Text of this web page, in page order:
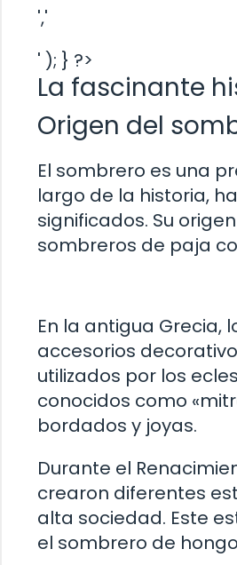
','
' ); } ?>
La fascinante
Origen del
El sombrero es una
largo de la historia,
significados. Su
sombreros de paja
En la antigua Grecia,
accesorios
utilizados por los
conocidos como
bordados y joyas.
Durante el
crearon diferentes
alta sociedad. Este
el sombrero de